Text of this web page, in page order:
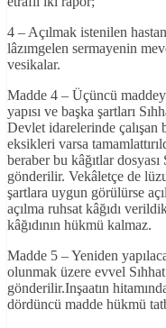
4 – Açılmak istenilen
lâzımgelen sermayenin
vesikalar.
Madde 4 – Üçüncü
yapısı ve başka şartları
Devlet idarelerinde çalışan
eksikleri varsa
beraber bu kâğıtlar
gönderilir. Vekâletçe de
şartlara uygun görülürse
açılma ruhsat kâğıdı
kâğıdının hükmü kalmaz.
Madde 5 – Yeniden
olunmak üzere evvel
gönderilir.Inşaatın
dördüncü madde hükmü